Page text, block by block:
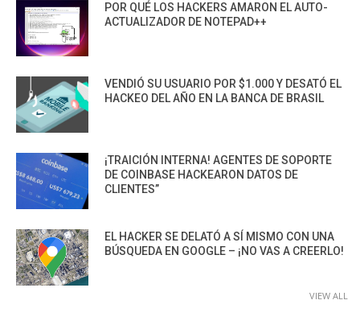
POR QUÉ LOS HACKERS AMARON EL AUTO-
ACTUALIZADOR DE NOTEPAD++
VENDIÓ SU USUARIO POR $1.000 Y DESATÓ EL
HACKEO DEL AÑO EN LA BANCA DE BRASIL
¡TRAICIÓN INTERNA! AGENTES DE SOPORTE
DE COINBASE HACKEARON DATOS DE
CLIENTES”
EL HACKER SE DELATÓ A SÍ MISMO CON UNA
BÚSQUEDA EN GOOGLE – ¡NO VAS A CREERLO!
VIEW ALL